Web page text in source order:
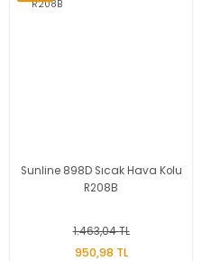
Sunline 898D Sıcak Hava Kolu
R208B
1.463,04 TL
950,98 TL